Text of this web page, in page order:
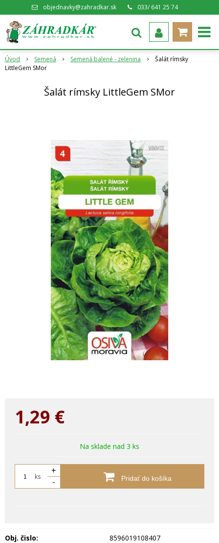
objednavky@zahradkar.sk 033/ 641 25 74
Úvod Semená Semená balené - zelenina
Šalát rímsky
LittleGem SMor
Šalát rímsky LittleGem SMor
1,29 €
Na sklade nad 3 ks
ks
+
-
Pridať do košíka
Obj. čislo:
8596019108407